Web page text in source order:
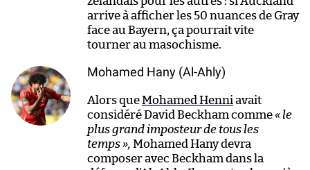
arrive à afficher les 50 nuances de Gray
face au Bayern, ça pourrait vite
tourner au masochisme.
Mohamed Hany (Al-Ahly)
Alors queMohamed Henni avait
considéré David Beckham comme« le
plus grand imposteur de tous les
temps », Mohamed Hany devra
composer avec Beckham dans la